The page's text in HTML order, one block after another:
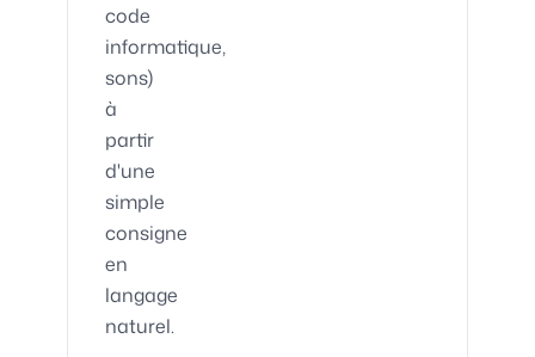
code
informatique,
sons)
à
partir
d'une
simple
consigne
en
langage
naturel.